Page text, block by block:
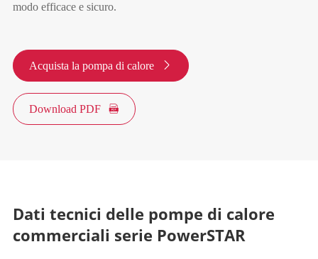
modo efficace e sicuro.
Acquista la pompa di calore 
Download PDF 
Dati tecnici delle pompe di calore
commerciali serie PowerSTAR